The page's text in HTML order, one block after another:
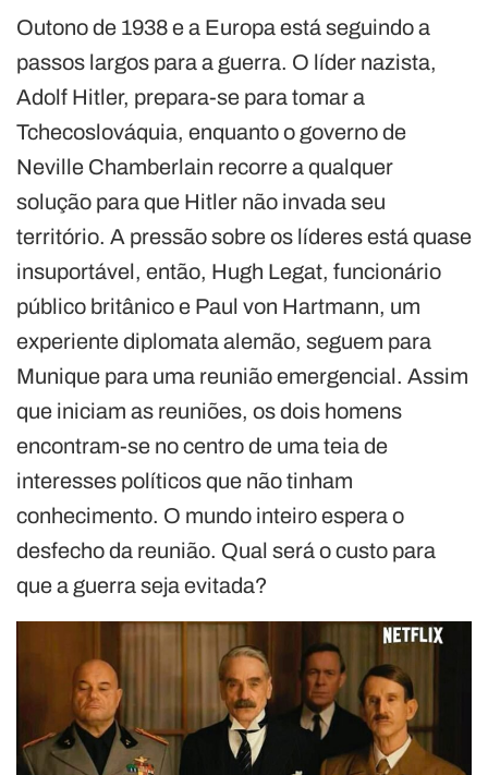
Outono de 1938 e a Europa está seguindo a
passos largos para a guerra. O líder nazista,
Adolf Hitler, prepara-se para tomar a
Tchecoslováquia, enquanto o governo de
Neville Chamberlain recorre a qualquer
solução para que Hitler não invada seu
território. A pressão sobre os líderes está quase
insuportável, então, Hugh Legat, funcionário
público britânico e Paul von Hartmann, um
experiente diplomata alemão, seguem para
Munique para uma reunião emergencial. Assim
que iniciam as reuniões, os dois homens
encontram-se no centro de uma teia de
interesses políticos que não tinham
conhecimento. O mundo inteiro espera o
desfecho da reunião. Qual será o custo para
que a guerra seja evitada?